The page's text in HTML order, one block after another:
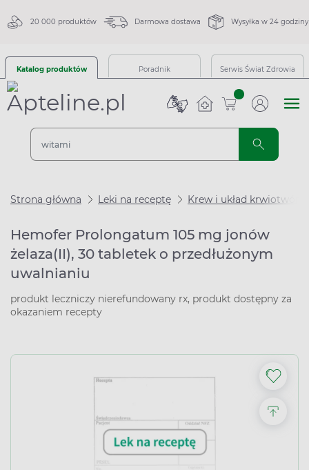
20 000 produktów Darmowa dostawa Wysyłka w 24 godziny
Katalog produktów Poradnik Serwis Świat Zdrowia
sztuk
Strona główna Leki na receptę Krew i układ
Hemofer Prolongatum 105 mg jonów
żelaza(II), 30 tabletek o przedłużonym
uwalnianiu
produkt leczniczy nierefundowany rx, produkt dostępny za
okazaniem recepty